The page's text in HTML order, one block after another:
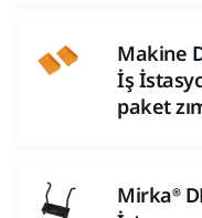
Makine
İş
paket
Mirka®